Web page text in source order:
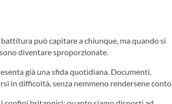
può capitare a chiunque, ma quando si
diventare sproporzionate.
già una sfida quotidiana. Documenti,
in difficoltà, senza nemmeno rendersene conto.